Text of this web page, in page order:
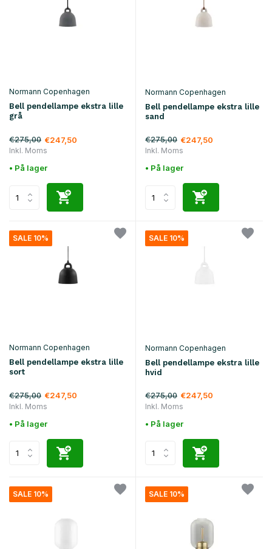
Normann Copenhagen
Bell pendellampe ekstra lille
grå
€275,00 €247,50
Inkl. Moms
• På lager
Normann Copenhagen
Bell pendellampe ekstra lille
sand
€275,00 €247,50
Inkl. Moms
• På lager
SALE 10%
Normann Copenhagen
Bell pendellampe ekstra lille
sort
€275,00 €247,50
Inkl. Moms
• På lager
SALE 10%
Normann Copenhagen
Bell pendellampe ekstra lille
hvid
€275,00 €247,50
Inkl. Moms
• På lager
SALE 10% SALE 10%